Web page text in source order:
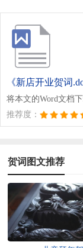
《新店开业贺词
将本文的Word文档
推荐度：
贺词图文推荐